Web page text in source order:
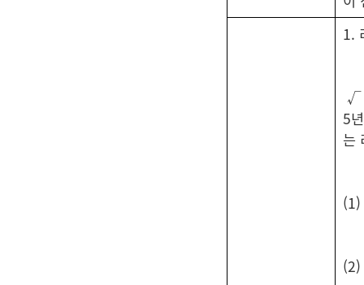
1.
√
5
는
(1)
(2)